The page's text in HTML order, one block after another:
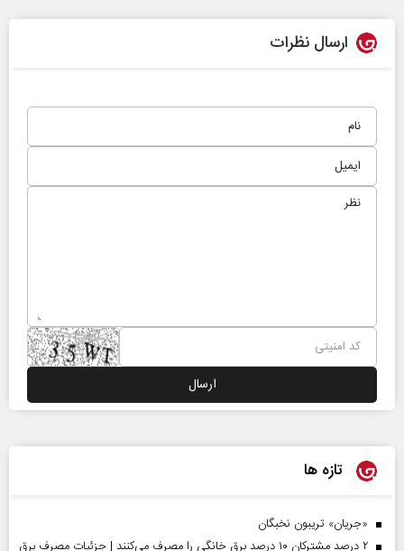
ارسال نظرات
تازه ها
«جریان» تریبون نخبگان
۲ درصد مشترکان ۱۰ درصد برق خانگی را مصرف می‌کنند | جزئیات مصرف برق